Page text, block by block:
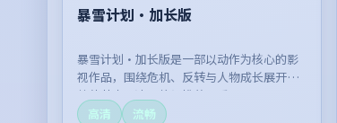
暴雪计划·加长版
暴雪计划·加长版是一部以动作为核心的影
视作品，围绕危机、反转与人物成长展开，
整体节奏紧凑，值得推荐观看。
高清
流畅